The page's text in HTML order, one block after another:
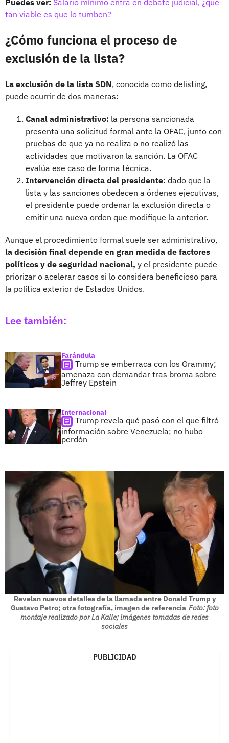
tan viable es que lo tumben?
¿Cómo funciona el proceso de
exclusión de la lista?
La exclusión de la lista SDN, conocida como delisting,
puede ocurrir de dos maneras:
Canal administrativo: la persona sancionada
presenta una solicitud formal ante la OFAC, junto con
pruebas de que ya no realiza o no realizó las
actividades que motivaron la sanción. La OFAC
evalúa ese caso de forma técnica.
Intervención directa del presidente: dado que la
lista y las sanciones obedecen a órdenes ejecutivas,
el presidente puede ordenar la exclusión directa o
emitir una nueva orden que modifique la anterior.
Aunque el procedimiento formal suele ser administrativo,
la decisión final depende en gran medida de factores
políticos y de seguridad nacional, y el presidente puede
priorizar o acelerar casos si lo considera beneficioso para
la política exterior de Estados Unidos.
Lee también:
Farándula
Trump se emberraca con los Grammy;
amenaza con demandar tras broma sobre
Jeffrey Epstein
Internacional
Trump revela qué pasó con el que filtró
información sobre Venezuela; no hubo
perdón
Revelan nuevos detalles de la llamada entre Donald Trump y
Gustavo Petro; otra fotografía, imagen de referencia Foto: foto
montaje realizado por La Kalle; imágenes tomadas de redes
sociales
PUBLICIDAD